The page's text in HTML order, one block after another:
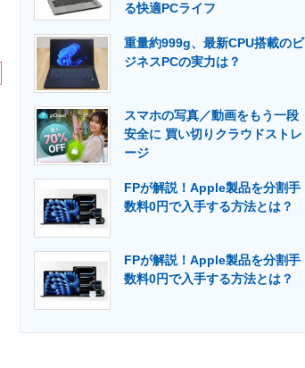
る快適PCライフ
重量約999g、最新CPU搭載のビ
ジネスPCの実力は？
スマホの写真／動画をもう一段
安全に 買い切りクラウドストレ
ージ
FPが解説！Apple製品を分割手
数料0円で入手する方法とは？
FPが解説！Apple製品を分割手
数料0円で入手する方法とは？